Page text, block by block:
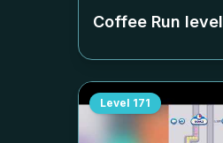
Coffee Run level
Level 171